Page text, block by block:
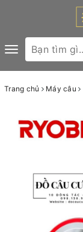
Toggle
navigation
Trang chủ Máy câu